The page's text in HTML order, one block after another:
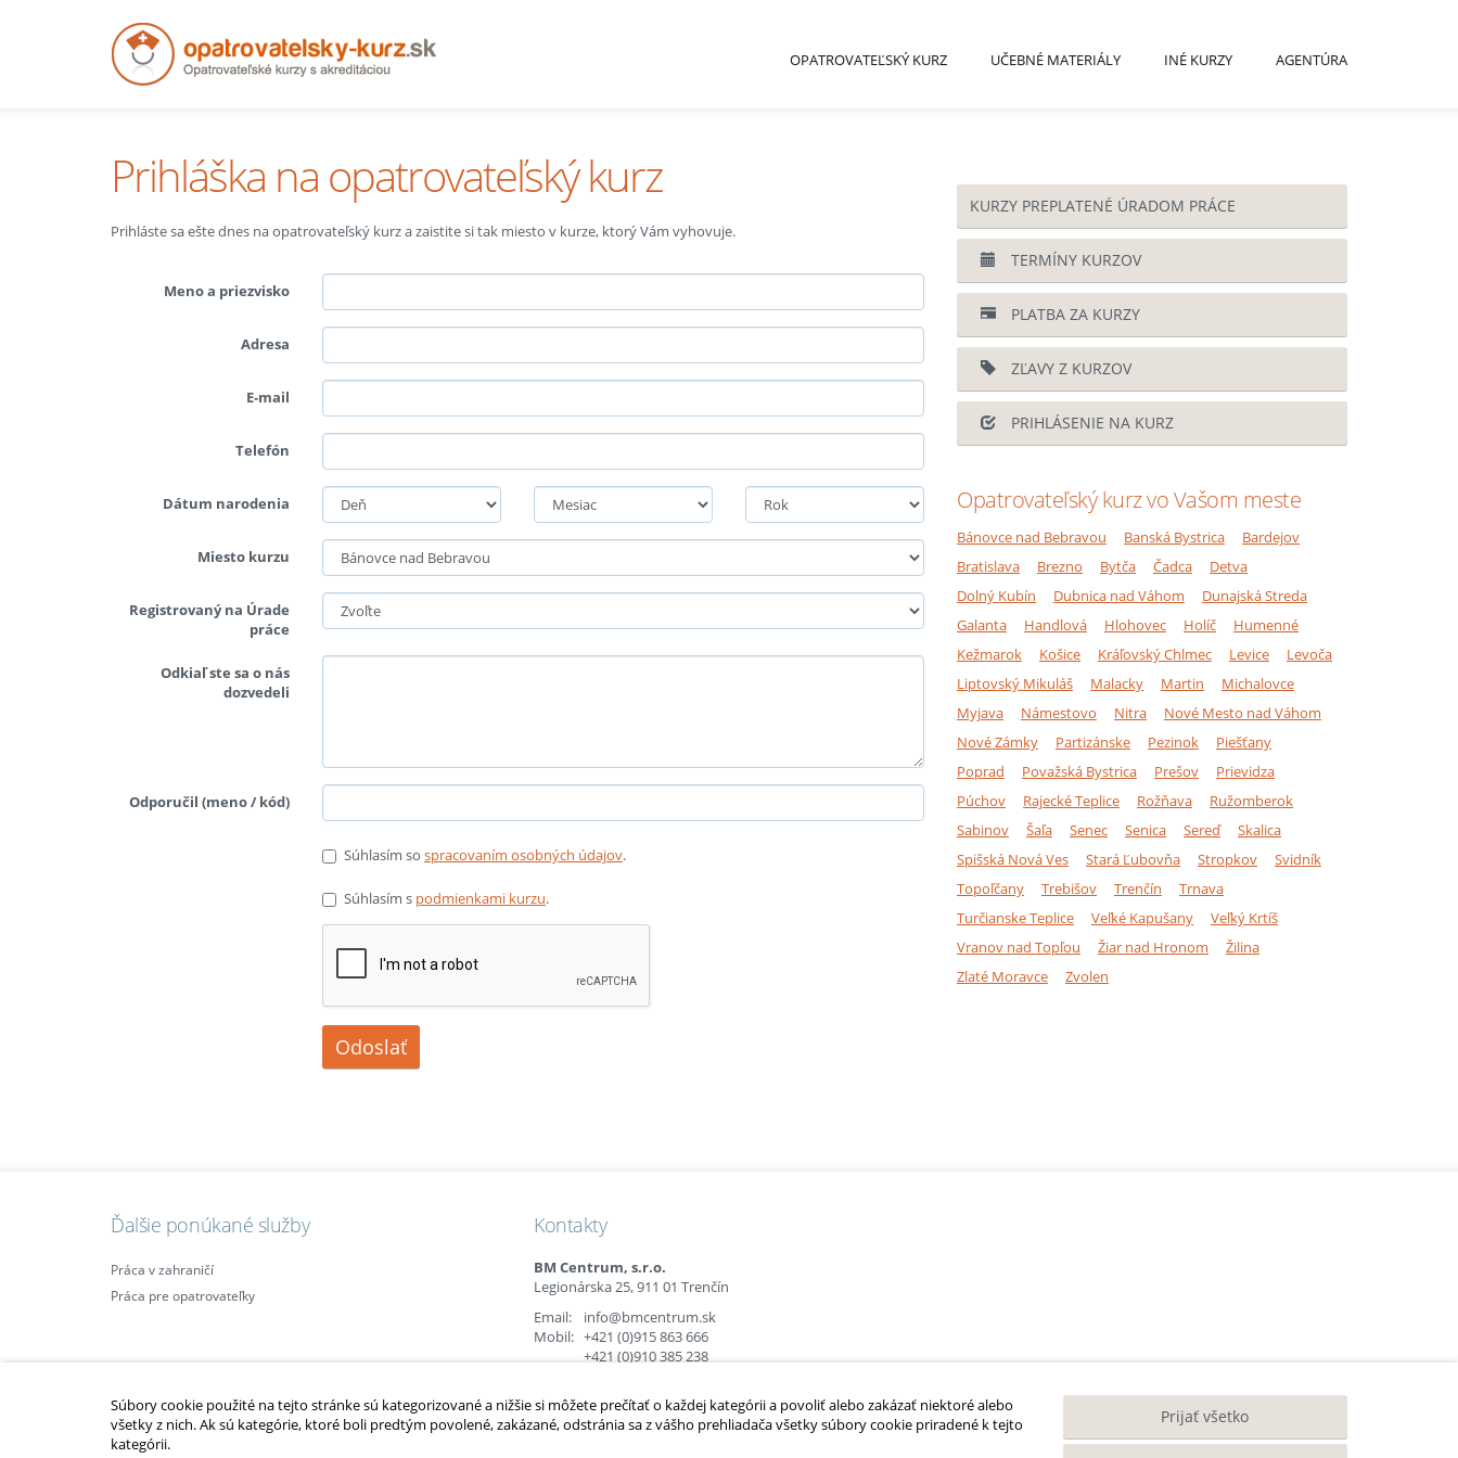
OPATROVATEĽSKÝ KURZ UČEBNÉ MATERIÁLY INÉ KURZY AGENTÚRA
Prihláška na opatrovateľský kurz
Prihláste sa ešte dnes na opatrovateľský kurz a zaistite si tak miesto v kurze, ktorý Vám vyhovuje.
Meno a priezvisko
Adresa
E-mail
Telefón
Dátum narodenia
Miesto kurzu
Registrovaný na Úrade
práce
Odkiaľ ste sa o nás
dozvedeli
Odporučil (meno / kód)
Súhlasím so spracovaním osobných údajov.
Súhlasím s podmienkami kurzu.
Odoslať
KURZY PREPLATENÉ ÚRADOM PRÁCE
TERMÍNY KURZOV
PLATBA ZA KURZY
ZĽAVY Z KURZOV
PRIHLÁSENIE NA KURZ
Opatrovateľský kurz vo Vašom meste
Bánovce nad Bebravou Banská Bystrica
Bardejov
Bratislava
Brezno Bytča Čadca
Detva
Dolný Kubín
Dubnica nad Váhom
Dunajská Streda
Galanta
Handlová Hlohovec Holíč
Humenné
Kežmarok
Košice Kráľovský Chlmec Levice
Levoča
Liptovský Mikuláš
Malacky Martin
Michalovce
Myjava
Námestovo Nitra
Nové Mesto nad Váhom
Nové Zámky
Partizánske Pezinok
Piešťany
Poprad
Považská Bystrica Prešov
Prievidza
Púchov
Rajecké Teplice Rožňava
Ružomberok
Sabinov
Šaľa Senec Senica Sereď
Skalica
Spišská Nová Ves
Stará Ľubovňa Stropkov
Svidník
Topoľčany
Trebišov Trenčín
Trnava
Turčianske Teplice
Veľké Kapušany
Veľký Krtíš
Vranov nad Topľou
Žiar nad Hronom
Žilina
Zlaté Moravce
Zvolen
Ďalšie ponúkané služby
Práca v zahraničí
Práca pre opatrovateľky
Kontakty
BM Centrum, s.r.o.
Legionárska 25, 911 01 Trenčín
Email:
info@bmcentrum.sk
Mobil: +421 (0)915 863 666
+421 (0)910 385 238
2010 – 2014 © Copyright
Súbory cookie použité na tejto stránke sú kategorizované a nižšie si môžete prečítať o každej kategórii a povoliť alebo zakázať niektoré alebo
všetky z nich. Ak sú kategórie, ktoré boli predtým povolené, zakázané, odstránia sa z vášho prehliadača všetky súbory cookie priradené k tejto
kategórii.
Prijať všetko